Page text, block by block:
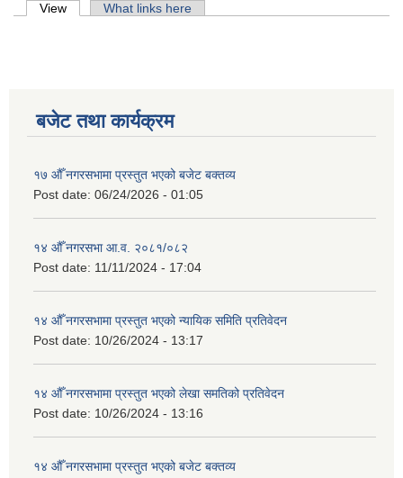
Primary tabs
View (active tab)What links here
बजेट तथा कार्यक्रम
१७ औँ नगरसभामा प्रस्तुत भएको बजेट बक्तव्य
Post date: 06/24/2026 - 01:05
१४ औँ नगरसभा आ.व. २०८१/०८२
Post date: 11/11/2024 - 17:04
१४ औँ नगरसभामा प्रस्तुत भएको न्यायिक समिति प्रतिवेदन
Post date: 10/26/2024 - 13:17
१४ औँ नगरसभामा प्रस्तुत भएको लेखा समतिको प्रतिवेदन
Post date: 10/26/2024 - 13:16
१४ औँ नगरसभामा प्रस्तुत भएको बजेट बक्तव्य